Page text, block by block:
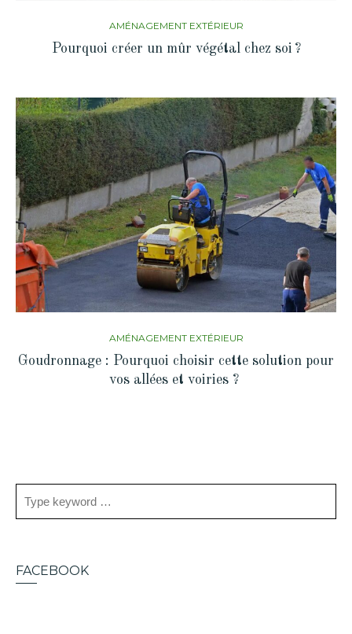
AMÉNAGEMENT EXTÉRIEUR
Pourquoi créer un mûr végétal chez soi ?
AMÉNAGEMENT EXTÉRIEUR
Goudronnage : Pourquoi choisir cette solution pour
vos allées et voiries ?
FACEBOOK